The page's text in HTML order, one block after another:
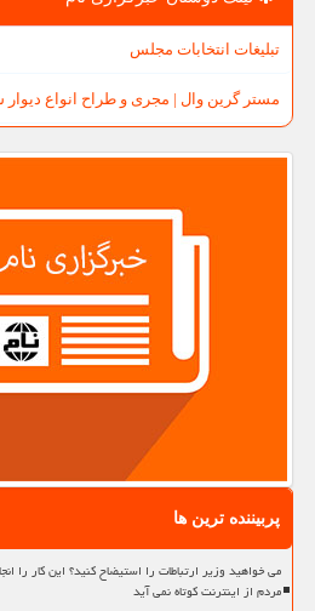
تبلیغات انتخابات مجلس
مستر گرین وال | مجری و طراح انواع دیوار
پربیننده ترین ها
می خواهید وزیر ارتباطات را استیضاح کنید؟ این کار را
مردم از اینترنت کوتاه نمی آید